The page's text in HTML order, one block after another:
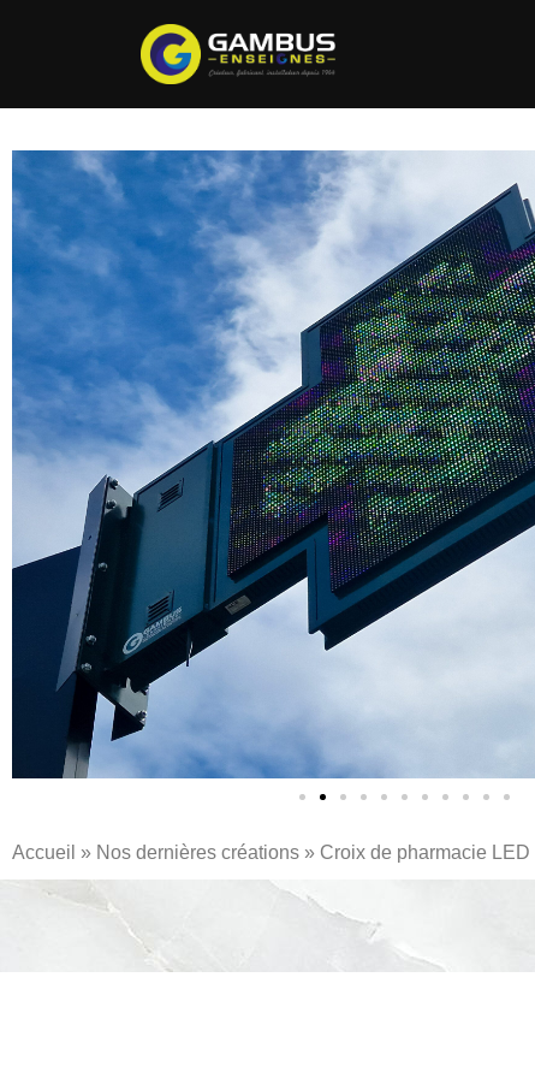
Accueil » Nos dernières créations » Croix de pharmacie LED